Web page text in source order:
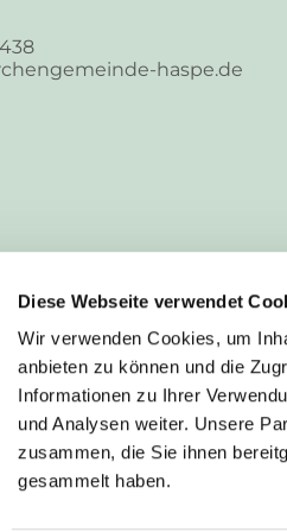
Diese Webseite verwendet
Wir verwenden Cookies, um
anbieten zu können und die
Informationen zu Ihrer
und Analysen weiter. Unsere
zusammen, die Sie ihnen
gesammelt haben.
haspe.de